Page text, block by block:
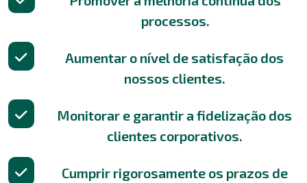
processos.
Aumentar o nível de satisfação dos
nossos clientes.
Monitorar e garantir a fidelização dos
clientes corporativos.
Cumprir rigorosamente os prazos de